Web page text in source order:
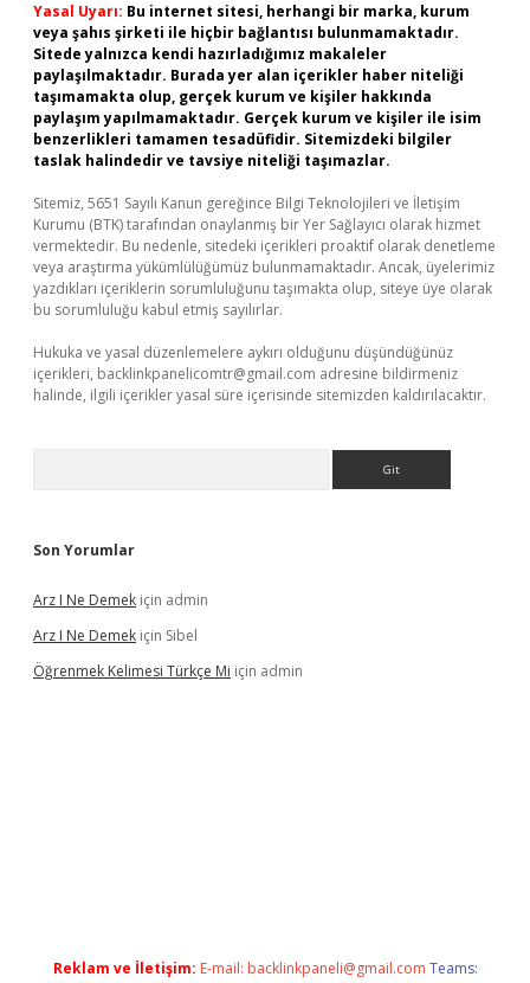
Yasal Uyarı: Bu internet sitesi, herhangi bir marka, kurum
veya şahıs şirketi ile hiçbir bağlantısı bulunmamaktadır.
Sitede yalnızca kendi hazırladığımız makaleler
paylaşılmaktadır. Burada yer alan içerikler haber niteliği
taşımamakta olup, gerçek kurum ve kişiler hakkında
paylaşım yapılmamaktadır. Gerçek kurum ve kişiler ile isim
benzerlikleri tamamen tesadüfidir. Sitemizdeki bilgiler
taslak halindedir ve tavsiye niteliği taşımazlar.
Sitemiz, 5651 Sayılı Kanun gereğince Bilgi Teknolojileri ve İletişim
Kurumu (BTK) tarafından onaylanmış bir Yer Sağlayıcı olarak hizmet
vermektedir. Bu nedenle, sitedeki içerikleri proaktif olarak denetleme
veya araştırma yükümlülüğümüz bulunmamaktadır. Ancak, üyelerimiz
yazdıkları içeriklerin sorumluluğunu taşımakta olup, siteye üye olarak
bu sorumluluğu kabul etmiş sayılırlar.
Hukuka ve yasal düzenlemelere aykırı olduğunu düşündüğünüz
içerikleri, backlinkpanelicomtr@gmail.com adresine bildirmeniz
halinde, ilgili içerikler yasal süre içerisinde sitemizden kaldırılacaktır.
Son Yorumlar
Arz I Ne Demek için admin
Arz I Ne Demek için Sibel
Öğrenmek Kelimesi Türkçe Mi için admin
Reklam ve İletişim: E-mail: backlinkpaneli@gmail.com Teams: